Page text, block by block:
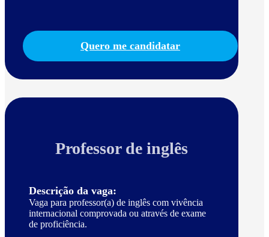
Quero me candidatar
Professor de inglês
Descrição da vaga:
Vaga para professor(a) de inglês com vivência
internacional comprovada ou através de exame
de proficiência.